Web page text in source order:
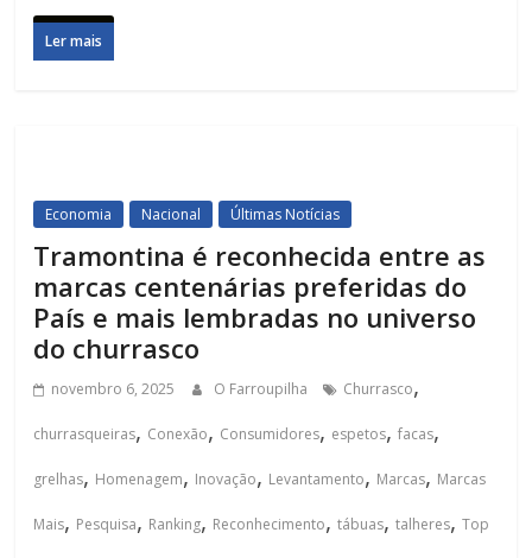
Ler mais
Economia Nacional Últimas Notícias
Tramontina é reconhecida entre as
marcas centenárias preferidas do
País e mais lembradas no universo
do churrasco
novembro 6, 2025 O Farroupilha Churrasco,
churrasqueiras, Conexão, Consumidores, espetos,facas,
grelhas, Homenagem, Inovação, Levantamento, Marcas, Marcas
Mais, Pesquisa, Ranking, Reconhecimento,tábuas,talheres,Top